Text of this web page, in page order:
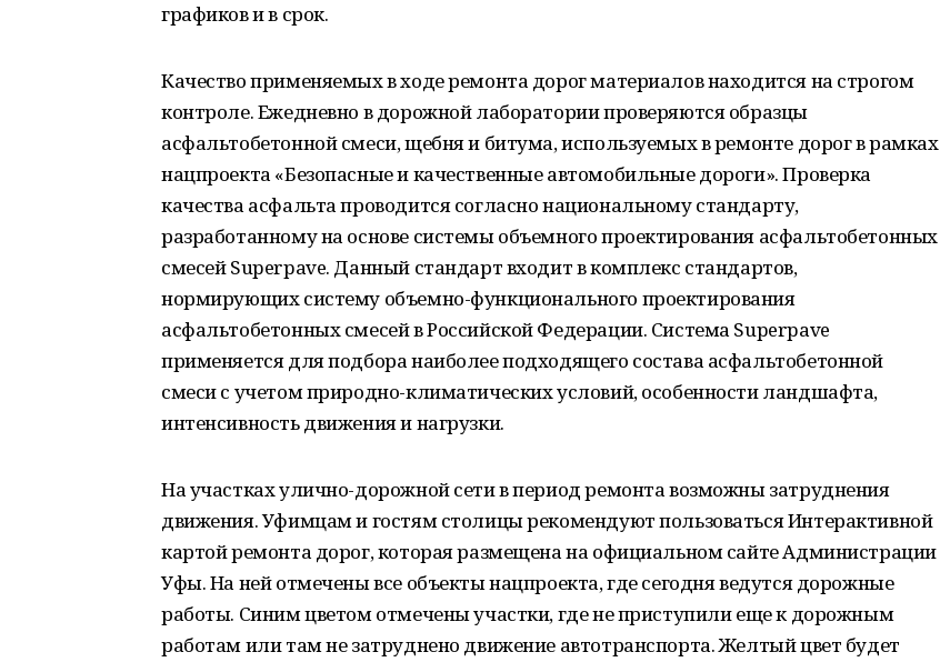
графиков и в срок.
Качество применяемых в ходе ремонта дорог материалов находится на строгом
контроле. Ежедневно в дорожной лаборатории проверяются образцы
асфальтобетонной смеси, щебня и битума, используемых в ремонте дорог в рамках
нацпроекта «Безопасные и качественные автомобильные дороги». Проверка
качества асфальта проводится согласно национальному стандарту,
разработанному на основе системы объемного проектирования асфальтобетонных
смесей Superpave. Данный стандарт входит в комплекс стандартов,
нормирующих систему объемно-функционального проектирования
асфальтобетонных смесей в Российской Федерации. Система Superpave
применяется для подбора наиболее подходящего состава асфальтобетонной
смеси с учетом природно-климатических условий, особенности ландшафта,
интенсивность движения и нагрузки.
На участках улично-дорожной сети в период ремонта возможны затруднения
движения. Уфимцам и гостям столицы рекомендуют пользоваться Интерактивной
картой ремонта дорог, которая размещена на официальном сайте Администрации
Уфы. На ней отмечены все объекты нацпроекта, где сегодня ведутся дорожные
работы. Синим цветом отмечены участки, где не приступили еще к дорожным
работам или там не затруднено движение автотранспорта. Желтый цвет будет